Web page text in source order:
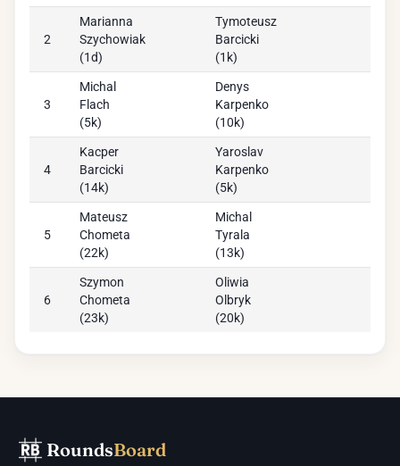
2
Marianna
Szychowiak
(1d)
Tymoteusz
Barcicki
(1k)
3
Michal
Flach
(5k)
Denys
Karpenko
(10k)
4
Kacper
Barcicki
(14k)
Yaroslav
Karpenko
(5k)
5
Mateusz
Chometa
(22k)
Michal
Tyrala
(13k)
6
Szymon
Chometa
(23k)
Oliwia
Olbryk
(20k)
RoundsBoard